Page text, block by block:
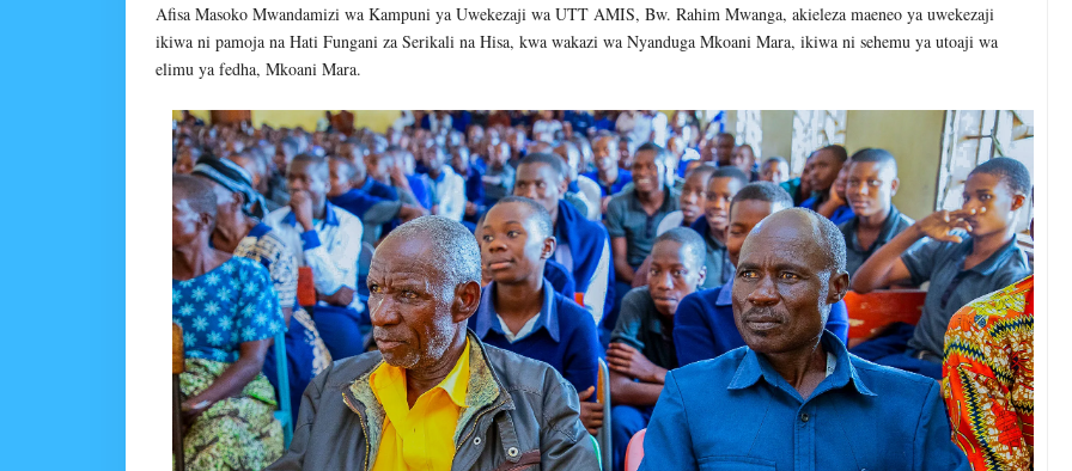
Afisa Masoko Mwandamizi wa Kampuni ya Uwekezaji wa UTT AMIS, Bw. Rahim Mwanga, akieleza maeneo ya uwekezaji
ikiwa ni pamoja na Hati Fungani za Serikali na Hisa, kwa wakazi wa Nyanduga Mkoani Mara, ikiwa ni sehemu ya utoaji wa
elimu ya fedha, Mkoani Mara.